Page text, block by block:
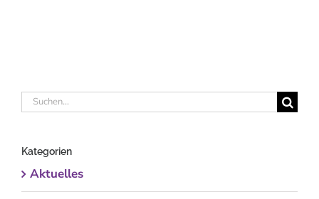
Suche
Kategorien
Aktuelles